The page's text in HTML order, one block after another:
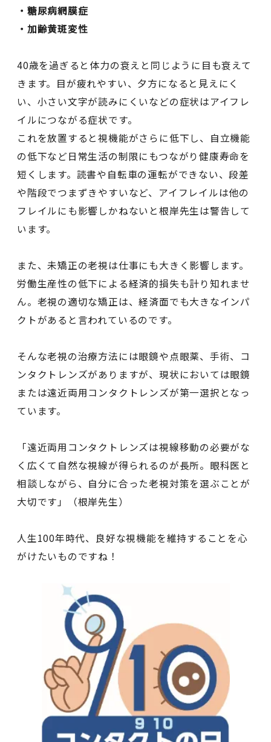
・糖尿病網膜症
・加齢黄斑変性
40歳を過ぎると体力の衰えと同じように目も衰えて
きます。目が疲れやすい、夕方になると見えにく
い、小さい文字が読みにくいなどの症状はアイフレ
イルにつながる症状です。
これを放置すると視機能がさらに低下し、自立機能
の低下など日常生活の制限にもつながり健康寿命を
短くします。読書や自転車の運転ができない、段差
や階段でつまずきやすいなど、アイフレイルは他の
フレイルにも影響しかねないと根岸先生は警告して
います。
また、未矯正の老視は仕事にも大きく影響します。
労働生産性の低下による経済的損失も計り知れませ
ん。老視の適切な矯正は、経済面でも大きなインパ
クトがあると言われているのです。
そんな老視の治療方法には眼鏡や点眼薬、手術、コ
ンタクトレンズがありますが、現状においては眼鏡
または遠近両用コンタクトレンズが第一選択となっ
ています。
「遠近両用コンタクトレンズは視線移動の必要がな
く広くて自然な視線が得られるのが長所。眼科医と
相談しながら、自分に合った老視対策を選ぶことが
大切です」（根岸先生）
人生100年時代、良好な視機能を維持することを心
がけたいものですね！